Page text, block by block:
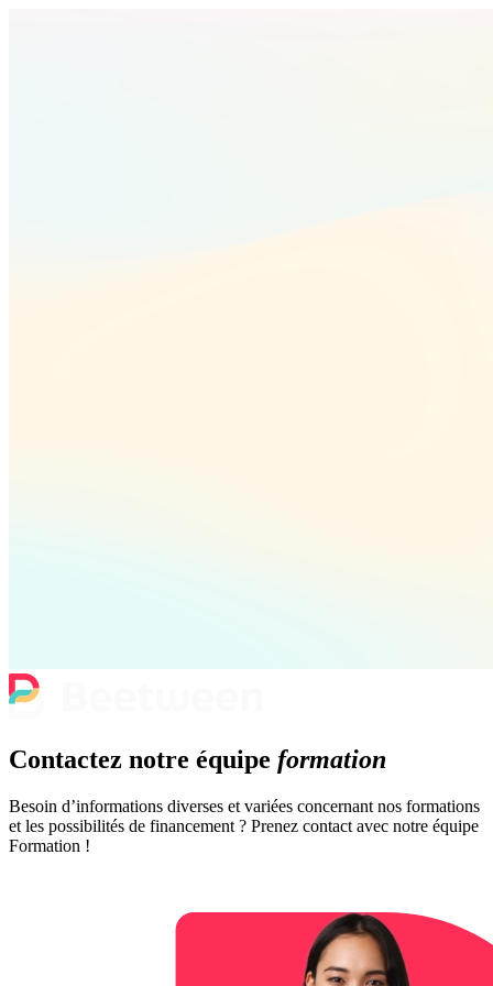
Contactez notre équipe formation
Besoin d’informations diverses et variées concernant nos formations
et les possibilités de financement ? Prenez contact avec notre équipe
Formation !